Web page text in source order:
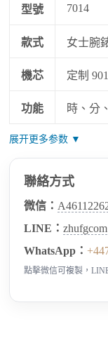
型號 7014
款式 女士腕
機芯 定制
功能 時、分
展开更多参数 ▼
聯絡方式
微信：
LINE：zhufgcom
WhatsApp：
點擊微信可複製，